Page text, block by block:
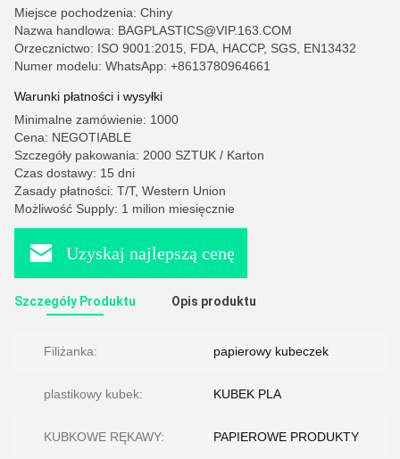
Miejsce pochodzenia: Chiny
Nazwa handlowa: BAGPLASTICS@VIP.163.COM
Orzecznictwo: ISO 9001:2015, FDA, HACCP, SGS, EN13432
Numer modelu: WhatsApp: +8613780964661
Warunki płatności i wysyłki
Minimalne zamówienie: 1000
Cena: NEGOTIABLE
Szczegóły pakowania: 2000 SZTUK / Karton
Czas dostawy: 15 dni
Zasady płatności: T/T, Western Union
Możliwość Supply: 1 milion miesięcznie
Uzyskaj najlepszą cenę
Szczegóły Produktu Opis produktu
Filiżanka: papierowy kubeczek
plastikowy kubek: KUBEK PLA
KUBKOWE RĘKAWY: PAPIEROWE PRODUKTY